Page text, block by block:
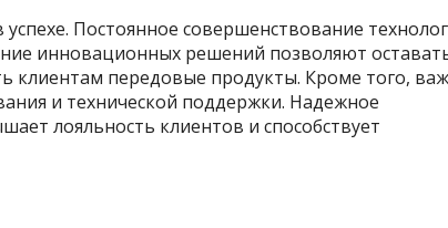
Постоянное совершенствование
инновационных решений позволяют
клиентам передовые продукты. Кроме того,
и технической поддержки. Надежное
лояльность клиентов и способствует